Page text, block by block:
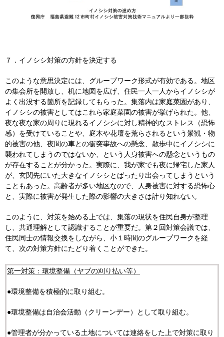
７．イノシシ対策の方針を決定する
このような意思決定には、グループワーク形式が有効である。地区
の集会所を開放し、机に地図を広げ、住民一人一人からイノシシが
よく出没する箇所を記録してもらった。集落内は家庭菜園があり、
イノシシの被害としてはこれら家庭菜園の被害が挙げられた。他、
夜な夜な家の周りに現れるイノシシに対し精神的なストレス（恐怖
感）を受けていることや、庭木や花壇を荒らされるという景観・物
的被害の他、夜間の車との衝突事故への懸念、散歩中にイノシシに
襲われてしまうのではないか、という人身被害への懸念というもの
が存在することが分かった。実際に、我が家でも夜に帰宅した家人
が、玄関先にいた大きなイノシシとばったり出会ってしまうという
こともあった。高齢者が多い地区なので、人身被害に対する恐怖心
と、実際に被害が発生した際の影響の大きさは計り知れない。
このように、対策を始める上では、集落の現状を住民自身が整理
し、共通理解として認識することが重要だ。第２回対策会議では、
住民同士の情報交換をしながら、小１時間のグループワークを経
て、次の対策方針にたどり着くことができた。
第一対策：環境整備（ヤブの刈り払い等）
●環境整備を積極的に取り組む。
●環境整備は自治会活動（クリーンデー）として取り組む。
●管理者が分かっている土地については連絡をした上で対策に取り